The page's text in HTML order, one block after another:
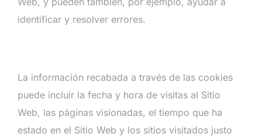
identificar y resolver errores.
La información recabada a través de las cookies
puede incluir la fecha y hora de visitas al Sitio
Web, las páginas visionadas, el tiempo que ha
estado en el Sitio Web y los sitios visitados justo